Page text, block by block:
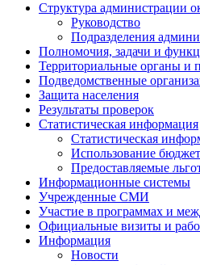
Структура администрации
Руководство
Подразделения
Полномочия, задачи и
Территориальные органы и
Подведомственные
Защита населения
Результаты проверок
Статистическая информация
Статистическая
Использование
Предоставляемые
Информационные системы
Учрежденные СМИ
Участие в программах и
Официальные визиты и
Информация
Новости